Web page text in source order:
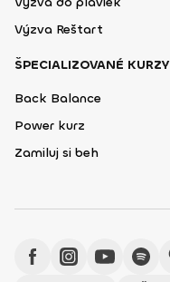
Výzva Reštart
ŠPECIALIZOVANÉ KURZY
Back Balance
Power kurz
Zamiluj si beh